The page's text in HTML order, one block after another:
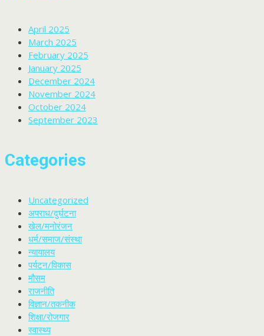
April 2025
March 2025
February 2025
January 2025
December 2024
November 2024
October 2024
September 2023
Categories
Uncategorized
अपराध/दुर्घटना
खेल/मनोरंजन
धर्म/समाज/संस्था
न्यायालय
पर्यटन/विकास
मौसम
राजनीति
विज्ञान/तकनीक
शिक्षा/रोजगार
स्वास्थ्य